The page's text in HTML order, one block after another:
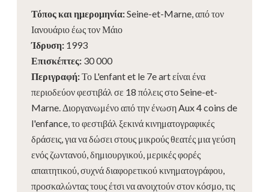
Τόπος και ημερομηνία:Seine-et-Marne, από τον
Ιανουάριο έως τον Μάιο
Ίδρυση: 1993
Επισκέπτες: 30 000
Περιγραφή:Το L'enfant et le 7e art είναι ένα
περιοδεύον φεστιβάλ σε 18 πόλεις στο Seine-et-
Marne. Διοργανωμένο από την ένωση Aux 4 coins de
l'enfance, το φεστιβάλ ξεκινά κινηματογραφικές
δράσεις, για να δώσει στους μικρούς θεατές μια γεύση
ενός ζωντανού, δημιουργικού, μερικές φορές
απαιτητικού, συχνά διαφορετικού κινηματογράφου,
προσκαλώντας τους έτσι να ανοιχτούν στον κόσμο, τις